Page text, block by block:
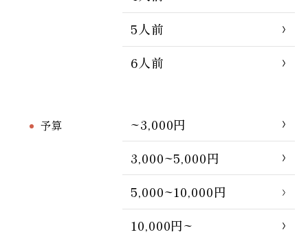
5人前
6人前
予算
~3,000円
3,000~5,000円
5,000~10,000円
10,000円~